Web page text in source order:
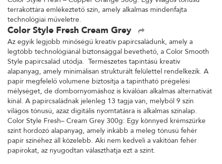
terrakottára emlékeztető szín, amely alkalmas mindenfajta
technológiai műveletre.
Color Style Fresh Cream Grey
Az egyik legjobb minőségű kreatív papírcsaládunk, amely a
legtöbb technológiánál biztonsággal bevethető, a Color Smooth
Style papírcsalád utódja. Természetes tapintású kreatív
alapanyag, amely minimálisan strukturált felülettel rendelkezik. A
papír megfelelő volumene biztosítja a tapintható prégelési
mélységet, de dombornyomáshoz is kiválóan alkalmas alternatívát
kínál. A papírcsaládnak jelenleg 13 tagja van, melyből 9 szín
világos tónusú, azaz digitális nyomtatásra is alkalmas színalap.
Color Style Fresh– Cream Grey 300g: Egy könnyed krémszürke
színt hordozó alapanyag, amely inkább a meleg tónusú fehér
papír színéhez áll közelebb. Aki nem kedveli a vakítóan fehér
papírokat, az nyugodtan választhatja ezt a színt.